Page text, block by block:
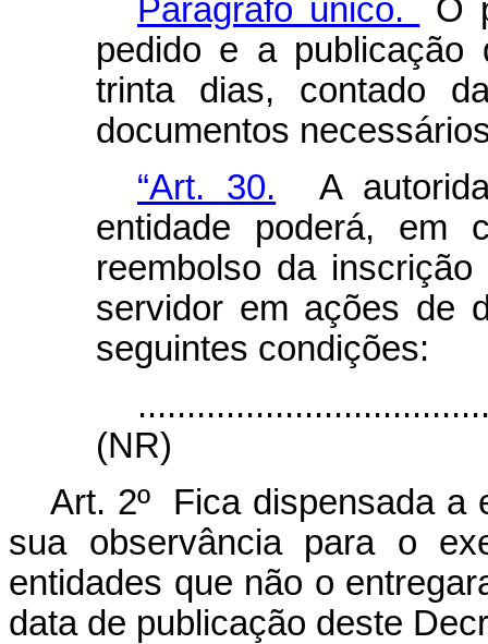
Parágrafo único.
O
pedido e a publicação
trinta dias, contado
documentos
“Art. 30. A
entidade poderá, em
reembolso da
servidor em ações de
seguintes condições:
(NR)
Art. 2º Fica dispensada a
sua observância para o
entidades que não o
data de publicação deste